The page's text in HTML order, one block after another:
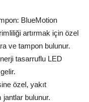
BlueMotion
artırmak için özel
ve tampon bulunur.
tasarruflu LED
özel, yakıt
jantlar bulunur.